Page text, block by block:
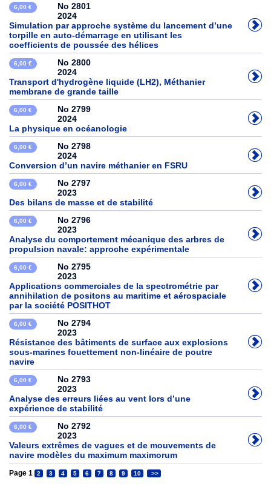
6,00 €
No 2801
2024
Simulation par approche système du lancement d’une
torpille en auto-démarrage en utilisant les
coefficients de poussée des hélices
6,00 €
No 2800
2024
Transport d'hydrogène liquide (LH2), Méthanier
membrane de grande taille
6,00 €
No 2799
2024
La physique en océanologie
6,00 €
No 2798
2024
Conversion d’un navire méthanier en FSRU
6,00 €
No 2797
2023
Des bilans de masse et de stabilité
6,00 €
No 2796
2023
Analyse du comportement mécanique des arbres de
propulsion navale: approche expérimentale
6,00 €
No 2795
2023
Applications commerciales de la spectrométrie par
annihilation de positons au maritime et aérospaciale
par la société POSITHOT
6,00 €
No 2794
2023
Résistance des bâtiments de surface aux explosions
sous-marines fouettement non-linéaire de poutre
navire
6,00 €
No 2793
2023
Analyse des erreurs liées au vent lors d’une
expérience de stabilité
6,00 €
No 2792
2023
Valeurs extrêmes de vagues et de mouvements de
navire modèles du maximum maximorum
Page 1 2 3 4 5 6 7 8 9 10 >>